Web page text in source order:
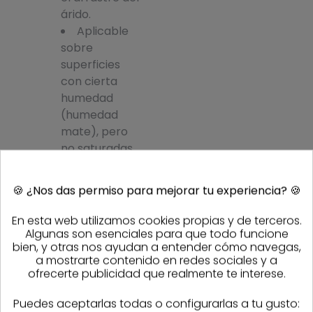
árido.
Aplicable
sobre
superficies
con cierta
humedad
(humedad
mate), pero
no saturadas
encharcadas.
Mantiene
la pegajosidad
durante
bastante
tiempo, por lo
que no es
necesario
🍪 ¿Nos das permiso para mejorar tu experiencia? 🍪
En esta web utilizamos cookies propias y de terceros.
Algunas son esenciales para que todo funcione
bien, y otras nos ayudan a entender cómo navegas,
a mostrarte contenido en redes sociales y a
ofrecerte publicidad que realmente te interese.
Puedes aceptarlas todas o configurarlas a tu gusto: